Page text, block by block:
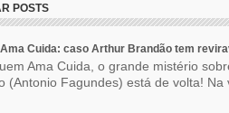
POSTS
Cuida: caso Arthur Brandão tem
Ama Cuida, o grande mistério
(Antonio Fagundes) está de volta!